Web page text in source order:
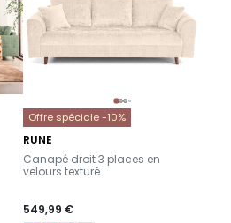
Offre spéciale -10%
RUNE
-
Canapé droit 3 places en
velours texturé
549,99 €